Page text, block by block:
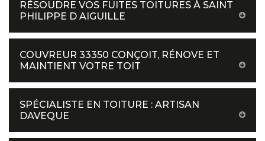
RÉSOUDRE VOS FUITES TOITURES À SAINT
PHILIPPE D AIGUILLE
COUVREUR 33350 CONÇOIT, RÉNOVE ET
MAINTIENT VOTRE TOIT
SPÉCIALISTE EN TOITURE : ARTISAN
DAVEQUE